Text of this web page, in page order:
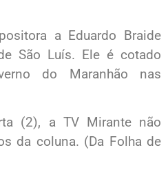
a Eduardo Braide
São Luís. Ele é cotado
do Maranhão nas
(2), a TV Mirante não
da coluna. (Da Folha de